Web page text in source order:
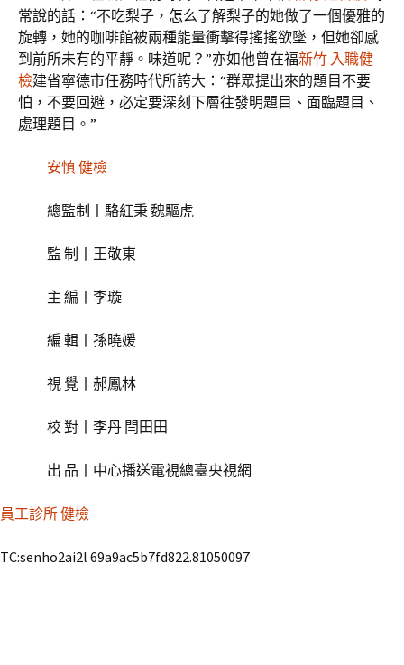
常說的話：“不吃梨子，怎么了解梨子的她做了一個優雅的
旋轉，她的咖啡館被兩種能量衝擊得搖搖欲墜，但她卻感
到前所未有的平靜。味道呢？”亦如他曾在福新竹 入職健
檢建省寧德市任務時代所誇大：“群眾提出來的題目不要
怕，不要回避，必定要深刻下層往發明題目、面臨題目、
處理題目。”
安慎 健檢
總監制丨駱紅秉 魏驅虎
監 制丨王敬東
主 編丨李璇
編 輯丨孫曉媛
視 覺丨郝鳳林
校 對丨李丹 閆田田
出 品丨中心播送電視總臺央視網
員工診所 健檢
TC:senho2ai2l 69a9ac5b7fd822.81050097